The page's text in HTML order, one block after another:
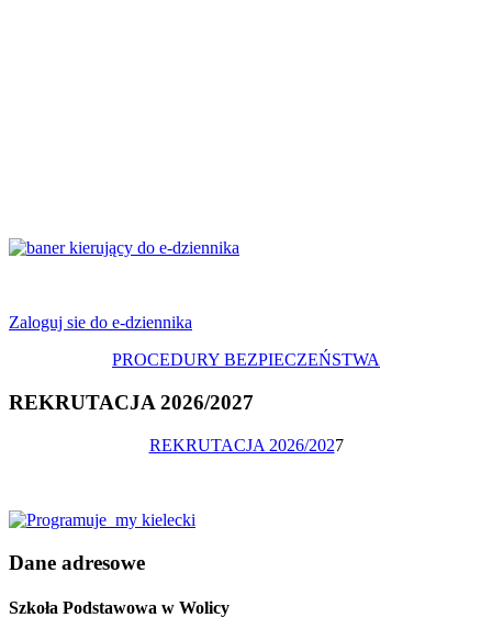
Zaloguj sie do e-dziennika
PROCEDURY BEZPIECZEŃSTWA
REKRUTACJA 2026/2027
REKRUTACJA 2026/2027
Dane adresowe
Szkoła Podstawowa w Wolicy